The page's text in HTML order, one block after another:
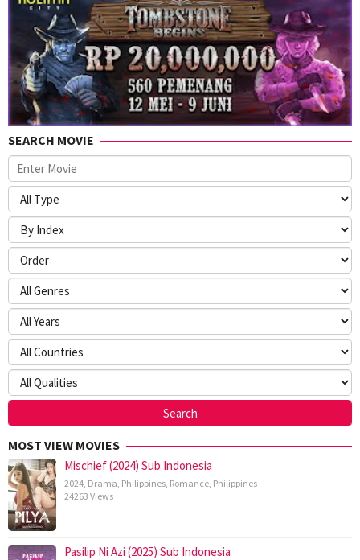
SEARCH MOVIE
MOST VIEW MOVIES
Mischief (2024) Sub Indonesia
2024 Drama Philippines Romance Philippines
24263 Views
Pasilip Ni Azi (2025) Sub Indonesia